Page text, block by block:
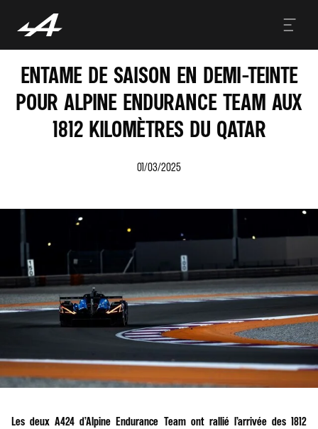
ENTAME DE SAISON EN DEMI-TEINTE
POUR ALPINE ENDURANCE TEAM AUX
1812 KILOMÈTRES DU QATAR
01/03/2025
Les deux A424 d’Alpine Endurance Team ont rallié l’arrivée des 1812